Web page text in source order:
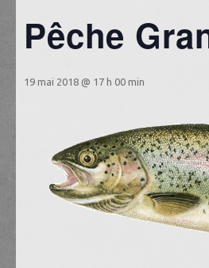
Pêche
19 mai 2018 @ 17 h 00 min